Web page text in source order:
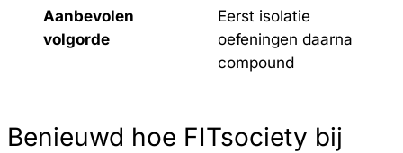
Aanbevolen
volgorde
Eerst isolatie
oefeningen daarna
compound
Benieuwd hoe FITsociety bij